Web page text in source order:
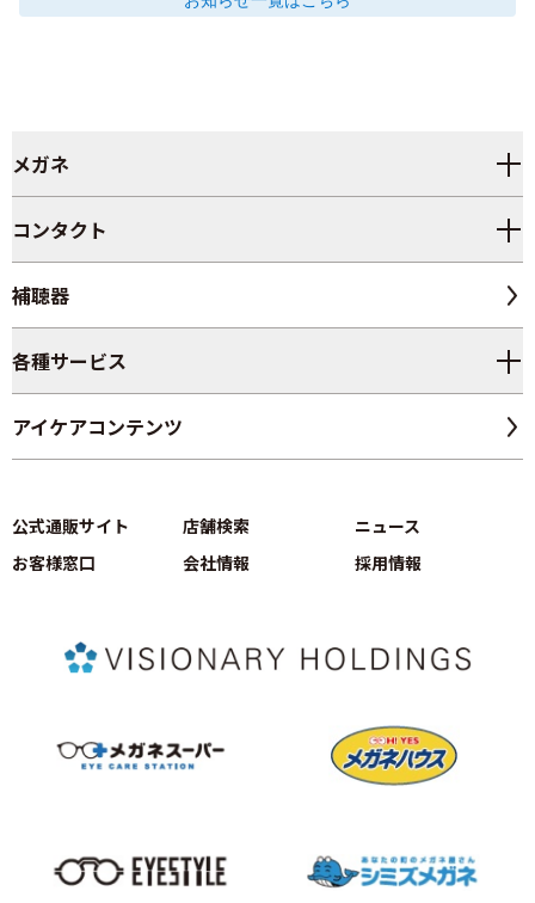
メガネ
コンタクト
補聴器
各種サービス
アイケアコンテンツ
公式通販サイト 店舗検索
ニュース
お客様窓口
会社情報 採用情報